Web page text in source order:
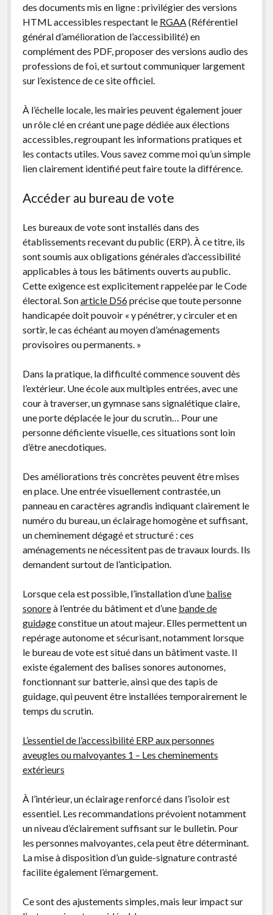
des documents mis en ligne : privilégier des versions
HTML accessibles respectant le RGAA(Référentiel
général d’amélioration de l’accessibilité) en
complément des PDF, proposer des versions audio des
professions de foi, et surtout communiquer largement
sur l’existence de ce site officiel.
À l’échelle locale, les mairies peuvent également jouer
un rôle clé en créant une page dédiée aux élections
accessibles, regroupant les informations pratiques et
les contacts utiles. Vous savez comme moi qu’un simple
lien clairement identifié peut faire toute la différence.
Accéder au bureau de vote
Les bureaux de vote sont installés dans des
établissements recevant du public (ERP). À ce titre, ils
sont soumis aux obligations générales d’accessibilité
applicables à tous les bâtiments ouverts au public.
Cette exigence est explicitement rappelée par le Code
électoral. Sonarticle D56précise que toute personne
handicapée doit pouvoir « y pénétrer, y circuler et en
sortir, le cas échéant au moyen d’aménagements
provisoires ou permanents. »
Dans la pratique, la difficulté commence souvent dès
l’extérieur. Une école aux multiples entrées, avec une
cour à traverser, un gymnase sans signalétique claire,
une porte déplacée le jour du scrutin… Pour une
personne déficiente visuelle, ces situations sont loin
d’être anecdotiques.
Des améliorations très concrètes peuvent être mises
en place. Une entrée visuellement contrastée, un
panneau en caractères agrandis indiquant clairement le
numéro du bureau, un éclairage homogène et suffisant,
un cheminement dégagé et structuré : ces
aménagements ne nécessitent pas de travaux lourds. Ils
demandent surtout de l’anticipation.
Lorsque cela est possible, l’installation d’une balise
sonoreà l’entrée du bâtiment et d’une bande de
guidageconstitue un atout majeur. Elles permettent un
repérage autonome et sécurisant, notamment lorsque
le bureau de vote est situé dans un bâtiment vaste. Il
existe également des balises sonores autonomes,
fonctionnant sur batterie, ainsi que des tapis de
guidage, qui peuvent être installées temporairement le
temps du scrutin.
L’essentiel de l’accessibilité ERP aux personnes
aveugles ou malvoyantes 1 – Les cheminements
extérieurs
À l’intérieur, un éclairage renforcé dans l’isoloir est
essentiel. Les recommandations prévoient notamment
un niveau d’éclairement suffisant sur le bulletin. Pour
les personnes malvoyantes, cela peut être déterminant.
La mise à disposition d’un guide-signature contrasté
facilite également l’émargement.
Ce sont des ajustements simples, mais leur impact sur